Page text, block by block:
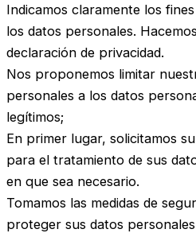
Indicamos claramente los
los datos personales.
declaración de privacidad.
Nos proponemos limitar
personales a los datos
legítimos;
En primer lugar, solicitamos
para el tratamiento de sus
en que sea necesario.
Tomamos las medidas de
proteger sus datos